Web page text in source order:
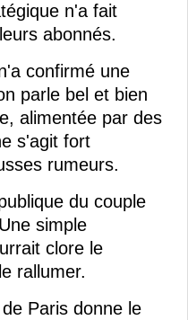
n'a fait
abonnés.
confirmé une
parle bel et bien
alimentée par des
s'agit fort
rumeurs.
du couple
simple
clore le
rallumer.
Paris donne le